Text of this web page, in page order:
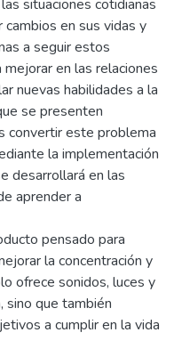
situaciones cotidianas
en sus vidas y
a seguir estos
en las relaciones
nuevas habilidades a la
se presenten
convertir este problema
la implementación
desarrollará en las
aprender a
pensado para
la concentración y
ofrece sonidos, luces y
sino que también
a cumplir en la vida